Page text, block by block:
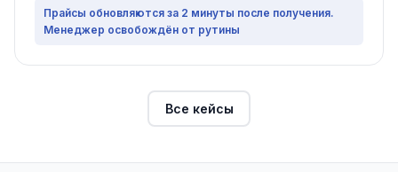
Прайсы обновляются за 2 минуты после получения.
Менеджер освобождён от рутины
Все кейсы